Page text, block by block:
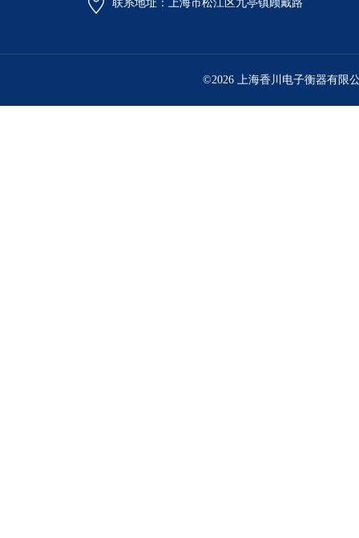
联系地址：上海市松江区九亭镇顾戴路
©2026 上海香川电子衡器有限